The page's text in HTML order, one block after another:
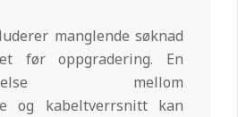
manglende søknad
før oppgradering. En
mellom
og kabeltverrsnitt kan